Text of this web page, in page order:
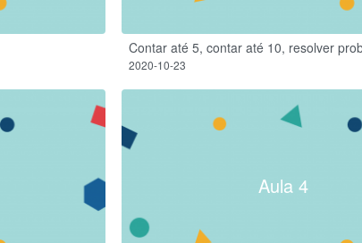
Contar até 5, contar até 10, resolver
2020-10-23
Aula 4